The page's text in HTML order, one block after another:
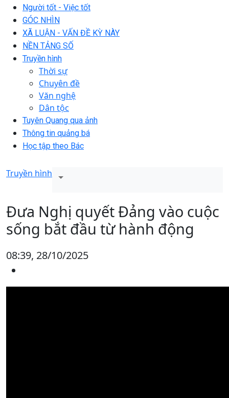
Người tốt - Việc tốt
GÓC NHÌN
XÃ LUẬN - VẤN ĐỀ KỲ NÀY
NỀN TẢNG SỐ
Truyền hình
Thời sự
Chuyên đề
Văn nghệ
Dân tộc
Tuyên Quang qua ảnh
Thông tin quảng bá
Học tập theo Bác
Truyền hình
Đưa Nghị quyết Đảng vào cuộc
sống bắt đầu từ hành động
08:39, 28/10/2025